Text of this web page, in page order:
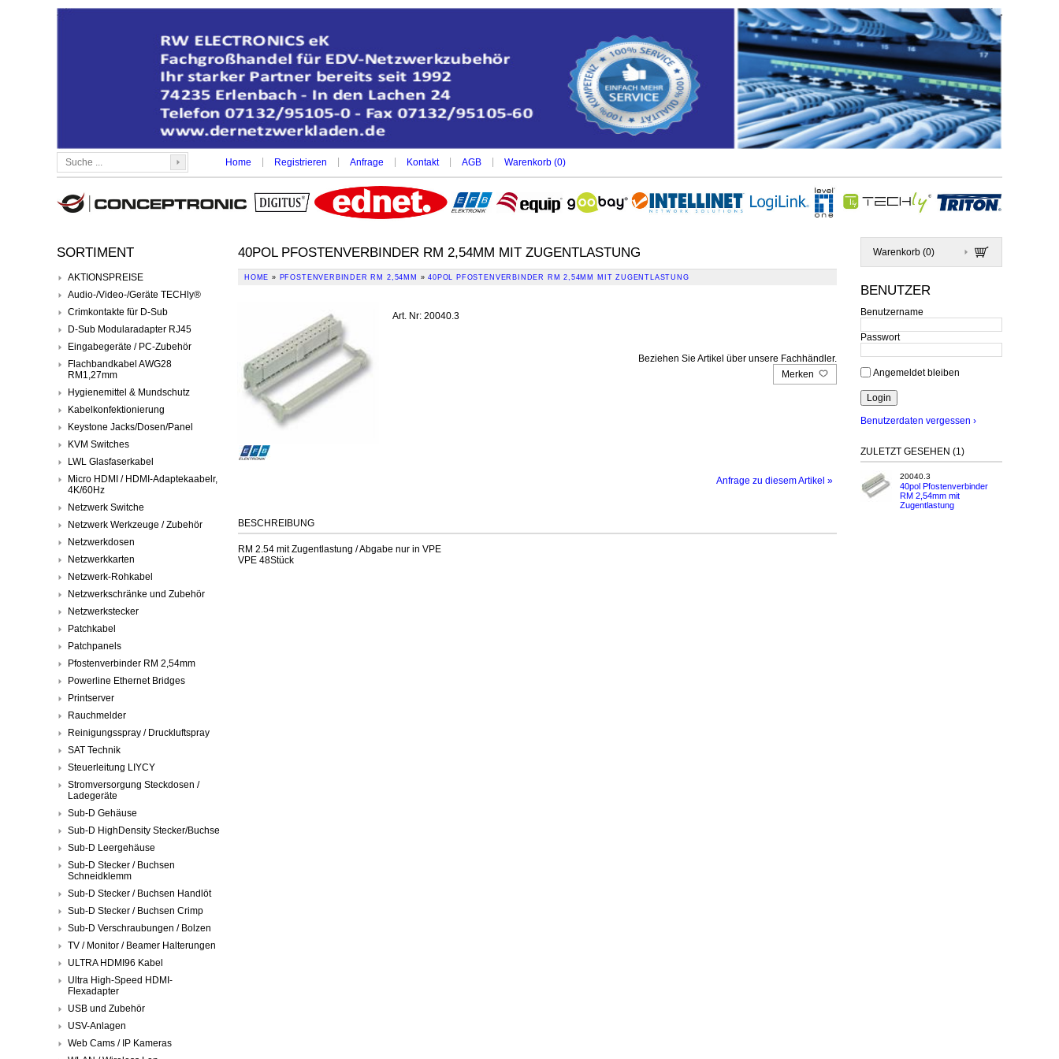
Home Registrieren Anfrage Kontakt AGB Warenkorb (0)
Warenkorb (0)
BENUTZER
Benutzername
Passwort
Angemeldet bleiben
Benutzerdaten vergessen ›
ZULETZT GESEHEN (1)
20040.3
40pol Pfostenverbinder
RM 2,54mm mit
Zugentlastung
SORTIMENT
AKTIONSPREISE
Audio-/Video-/Geräte TECHly®
Crimkontakte für D-Sub
D-Sub Modularadapter RJ45
Eingabegeräte / PC-Zubehör
Flachbandkabel AWG28
RM1,27mm
Hygienemittel & Mundschutz
Kabelkonfektionierung
Keystone Jacks/Dosen/Panel
KVM Switches
LWL Glasfaserkabel
Micro HDMI / HDMI-Adaptekaabelr,
4K/60Hz
Netzwerk Switche
Netzwerk Werkzeuge / Zubehör
Netzwerkdosen
Netzwerkkarten
Netzwerk-Rohkabel
Netzwerkschränke und Zubehör
Netzwerkstecker
Patchkabel
Patchpanels
Pfostenverbinder RM 2,54mm
Powerline Ethernet Bridges
Printserver
Rauchmelder
Reinigungsspray / Druckluftspray
SAT Technik
Steuerleitung LIYCY
Stromversorgung Steckdosen /
Ladegeräte
Sub-D Gehäuse
Sub-D HighDensity Stecker/Buchse
Sub-D Leergehäuse
Sub-D Stecker / Buchsen
Schneidklemm
Sub-D Stecker / Buchsen Handlöt
Sub-D Stecker / Buchsen Crimp
Sub-D Verschraubungen / Bolzen
TV / Monitor / Beamer Halterungen
ULTRA HDMI96 Kabel
Ultra High-Speed HDMI-
Flexadapter
USB und Zubehör
USV-Anlagen
Web Cams / IP Kameras
40POL PFOSTENVERBINDER RM 2,54MM MIT ZUGENTLASTUNG
HOME » PFOSTENVERBINDER RM 2,54MM »40POL PFOSTENVERBINDER RM 2,54MM MIT ZUGENTLASTUNG
Art. Nr: 20040.3
Beziehen Sie Artikel über unsere Fachhändler.
Merken
Anfrage zu diesem Artikel »
BESCHREIBUNG
RM 2.54 mit Zugentlastung / Abgabe nur in VPE
VPE 48Stück